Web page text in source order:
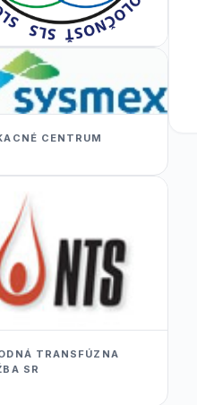
CENTRUM
TRANSFÚZNA
SR